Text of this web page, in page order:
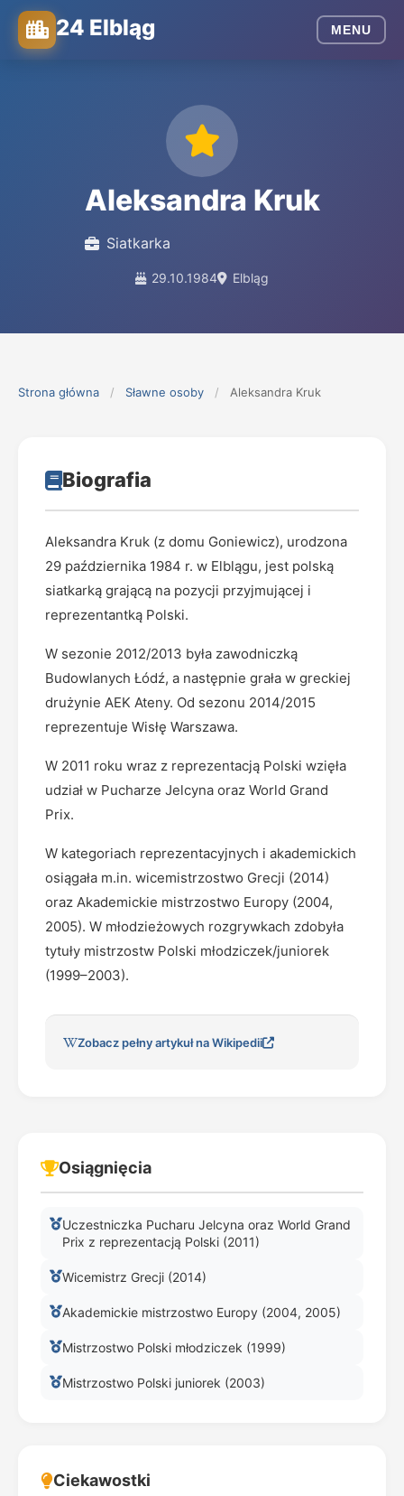
24 Elbląg MENU
Aleksandra Kruk
Siatkarka
29.10.1984 Elbląg
Strona główna / Sławne osoby / Aleksandra Kruk
Biografia
Aleksandra Kruk (z domu Goniewicz), urodzona
29 października 1984 r. w Elblągu, jest polską
siatkarką grającą na pozycji przyjmującej i
reprezentantką Polski.
W sezonie 2012/2013 była zawodniczką
Budowlanych Łódź, a następnie grała w greckiej
drużynie AEK Ateny. Od sezonu 2014/2015
reprezentuje Wisłę Warszawa.
W 2011 roku wraz z reprezentacją Polski wzięła
udział w Pucharze Jelcyna oraz World Grand
Prix.
W kategoriach reprezentacyjnych i akademickich
osiągała m.in. wicemistrzostwo Grecji (2014)
oraz Akademickie mistrzostwo Europy (2004,
2005). W młodzieżowych rozgrywkach zdobyła
tytuły mistrzostw Polski młodziczek/juniorek
(1999–2003).
Zobacz pełny artykuł na Wikipedii
Osiągnięcia
Uczestniczka Pucharu Jelcyna oraz World Grand
Prix z reprezentacją Polski (2011)
Wicemistrz Grecji (2014)
Akademickie mistrzostwo Europy (2004, 2005)
Mistrzostwo Polski młodziczek (1999)
Mistrzostwo Polski juniorek (2003)
Ciekawostki